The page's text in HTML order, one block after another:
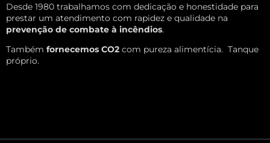
Desde 1980 trabalhamos com dedicação e honestidade para
prestar um atendimento com rapidez e qualidade na
prevenção de combate à incêndios.
Também fornecemos CO2 com pureza alimentícia. Tanque
próprio.